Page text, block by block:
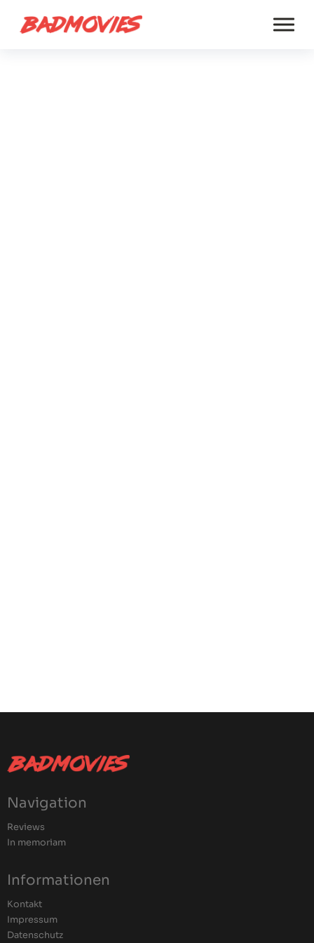
Navigation
Reviews
In memoriam
Informationen
Kontakt
Impressum
Datenschutz